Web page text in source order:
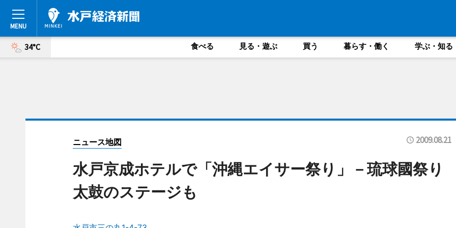
34°C 食べる 見る・遊ぶ 買う 暮らす・働く 学ぶ・知る
ニュース地図 2009.08.21
水戸京成ホテルで「沖縄エイサー祭り」－琉球國祭り
太鼓のステージも